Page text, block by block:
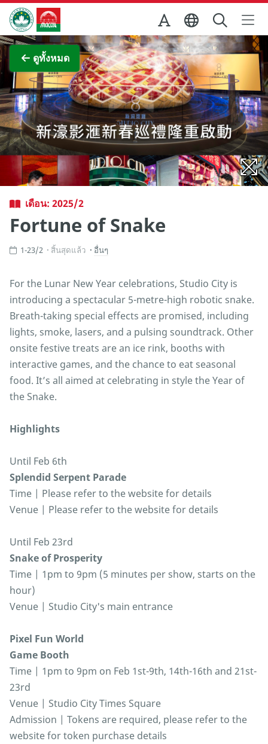
Skip to Main Content
สำนักงานการท่องเที่ยวของรัฐบาลมาเก๊า
ดูทั้งหมด
ภาพขยาย
เดือน: 2025/2
Fortune of Snake
1-23/2 สิ้นสุดแล้ว อื่นๆ
For the Lunar New Year celebrations, Studio City is
introducing a spectacular 5-metre-high robotic snake.
Breath-taking special effects are promised, including
lights, smoke, lasers, and a pulsing soundtrack. Other
onsite festive treats are an ice rink, booths with
interactive games, and the chance to eat seasonal
food. It’s all aimed at celebrating in style the Year of
the Snake.
Highlights
Until Feb 6th
Splendid Serpent Parade
Time | Please refer to the website for details
Venue | Please refer to the website for details
Until Feb 23rd
Snake of Prosperity
Time | 1pm to 9pm (5 minutes per show, starts on the
hour)
Venue | Studio City's main entrance
Pixel Fun World
Game Booth
Time | 1pm to 9pm on Feb 1st-9th, 14th-16th and 21st-
23rd
Venue | Studio City Times Square
Admission | Tokens are required, please refer to the
website for token purchase details